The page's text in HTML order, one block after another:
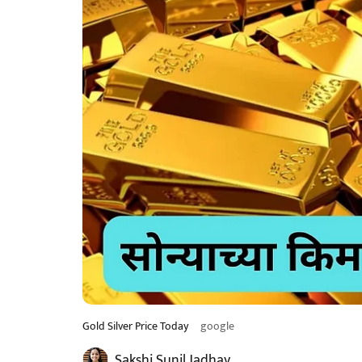
Gold Silver Price Today google